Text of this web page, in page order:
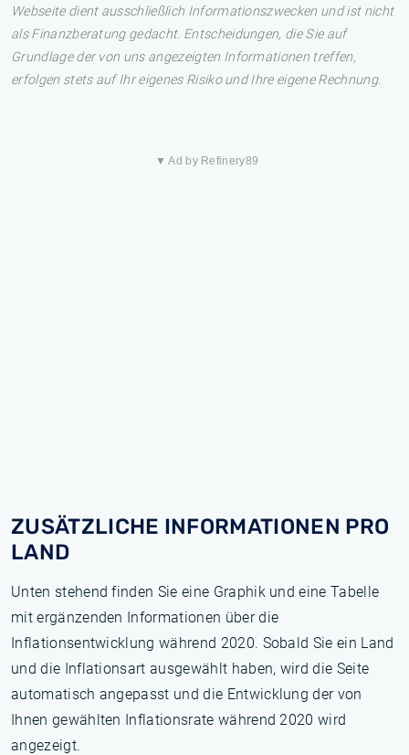
Webseite dient ausschließlich Informationszwecken und ist nicht
als Finanzberatung gedacht. Entscheidungen, die Sie auf
Grundlage der von uns angezeigten Informationen treffen,
erfolgen stets auf Ihr eigenes Risiko und Ihre eigene Rechnung.
▼ Ad by Refinery89
ZUSÄTZLICHE INFORMATIONEN PRO
LAND
Unten stehend finden Sie eine Graphik und eine Tabelle
mit ergänzenden Informationen über die
Inflationsentwicklung während 2020. Sobald Sie ein Land
und die Inflationsart ausgewählt haben, wird die Seite
automatisch angepasst und die Entwicklung der von
Ihnen gewählten Inflationsrate während 2020 wird
angezeigt.